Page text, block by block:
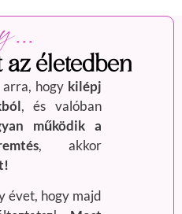
életedben
arra, hogy kilépj
, és valóban
működik a
, akkor
évet, hogy majd